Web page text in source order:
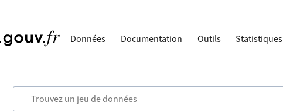
Données Documentation Outils Statistiques